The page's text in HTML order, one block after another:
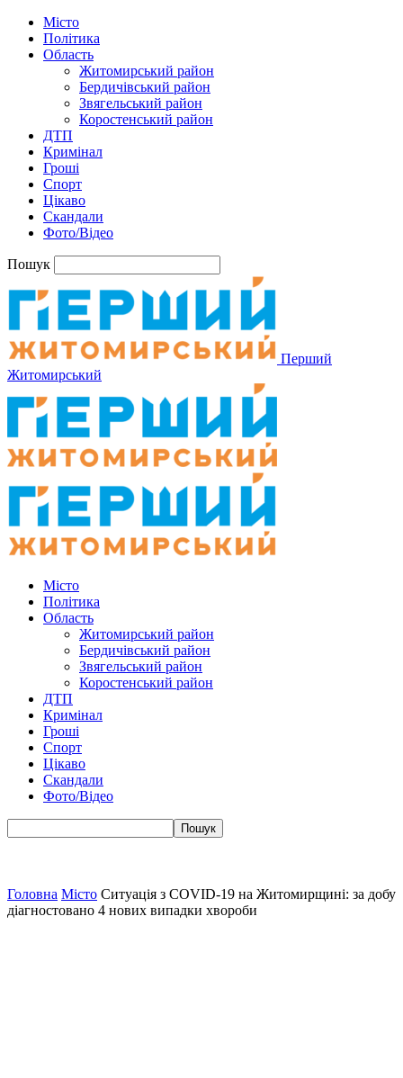
Місто
Політика
Область
Житомирський район
Бердичівський район
Звягельський район
Коростенський район
ДТП
Кримінал
Гроші
Спорт
Цікаво
Скандали
Фото/Відео
Пошук
Перший
Житомирський
Місто
Політика
Область
Житомирський район
Бердичівський район
Звягельський район
Коростенський район
ДТП
Кримінал
Гроші
Спорт
Цікаво
Скандали
Фото/Відео
Головна Місто Ситуація з COVID-19 на Житомирщині: за добу
діагностовано 4 нових випадки хвороби